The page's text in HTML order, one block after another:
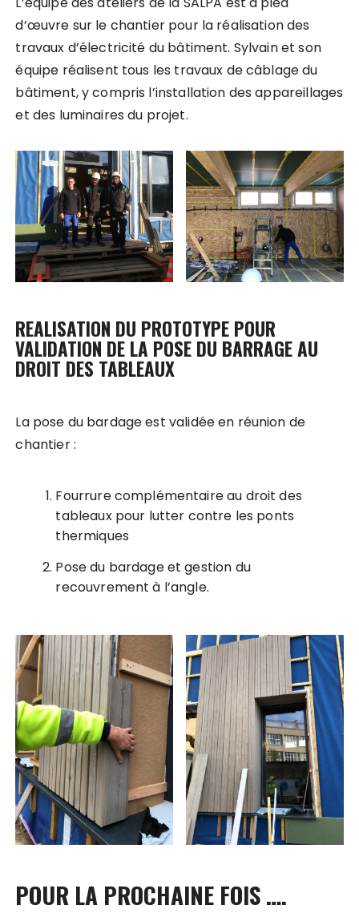
d’œuvre sur le chantier pour la réalisation des
travaux d’électricité du bâtiment. Sylvain et son
équipe réalisent tous les travaux de câblage du
bâtiment, y compris l’installation des appareillages
et des luminaires du projet.
REALISATION DU PROTOTYPE POUR
VALIDATION DE LA POSE DU BARRAGE AU
DROIT DES TABLEAUX
La pose du bardage est validée en réunion de
chantier :
Fourrure complémentaire au droit des
tableaux pour lutter contre les ponts
thermiques
Pose du bardage et gestion du
recouvrement à l’angle.
POUR LA PROCHAINE FOIS ….